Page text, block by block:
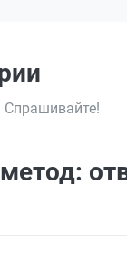
Спрашивайте!